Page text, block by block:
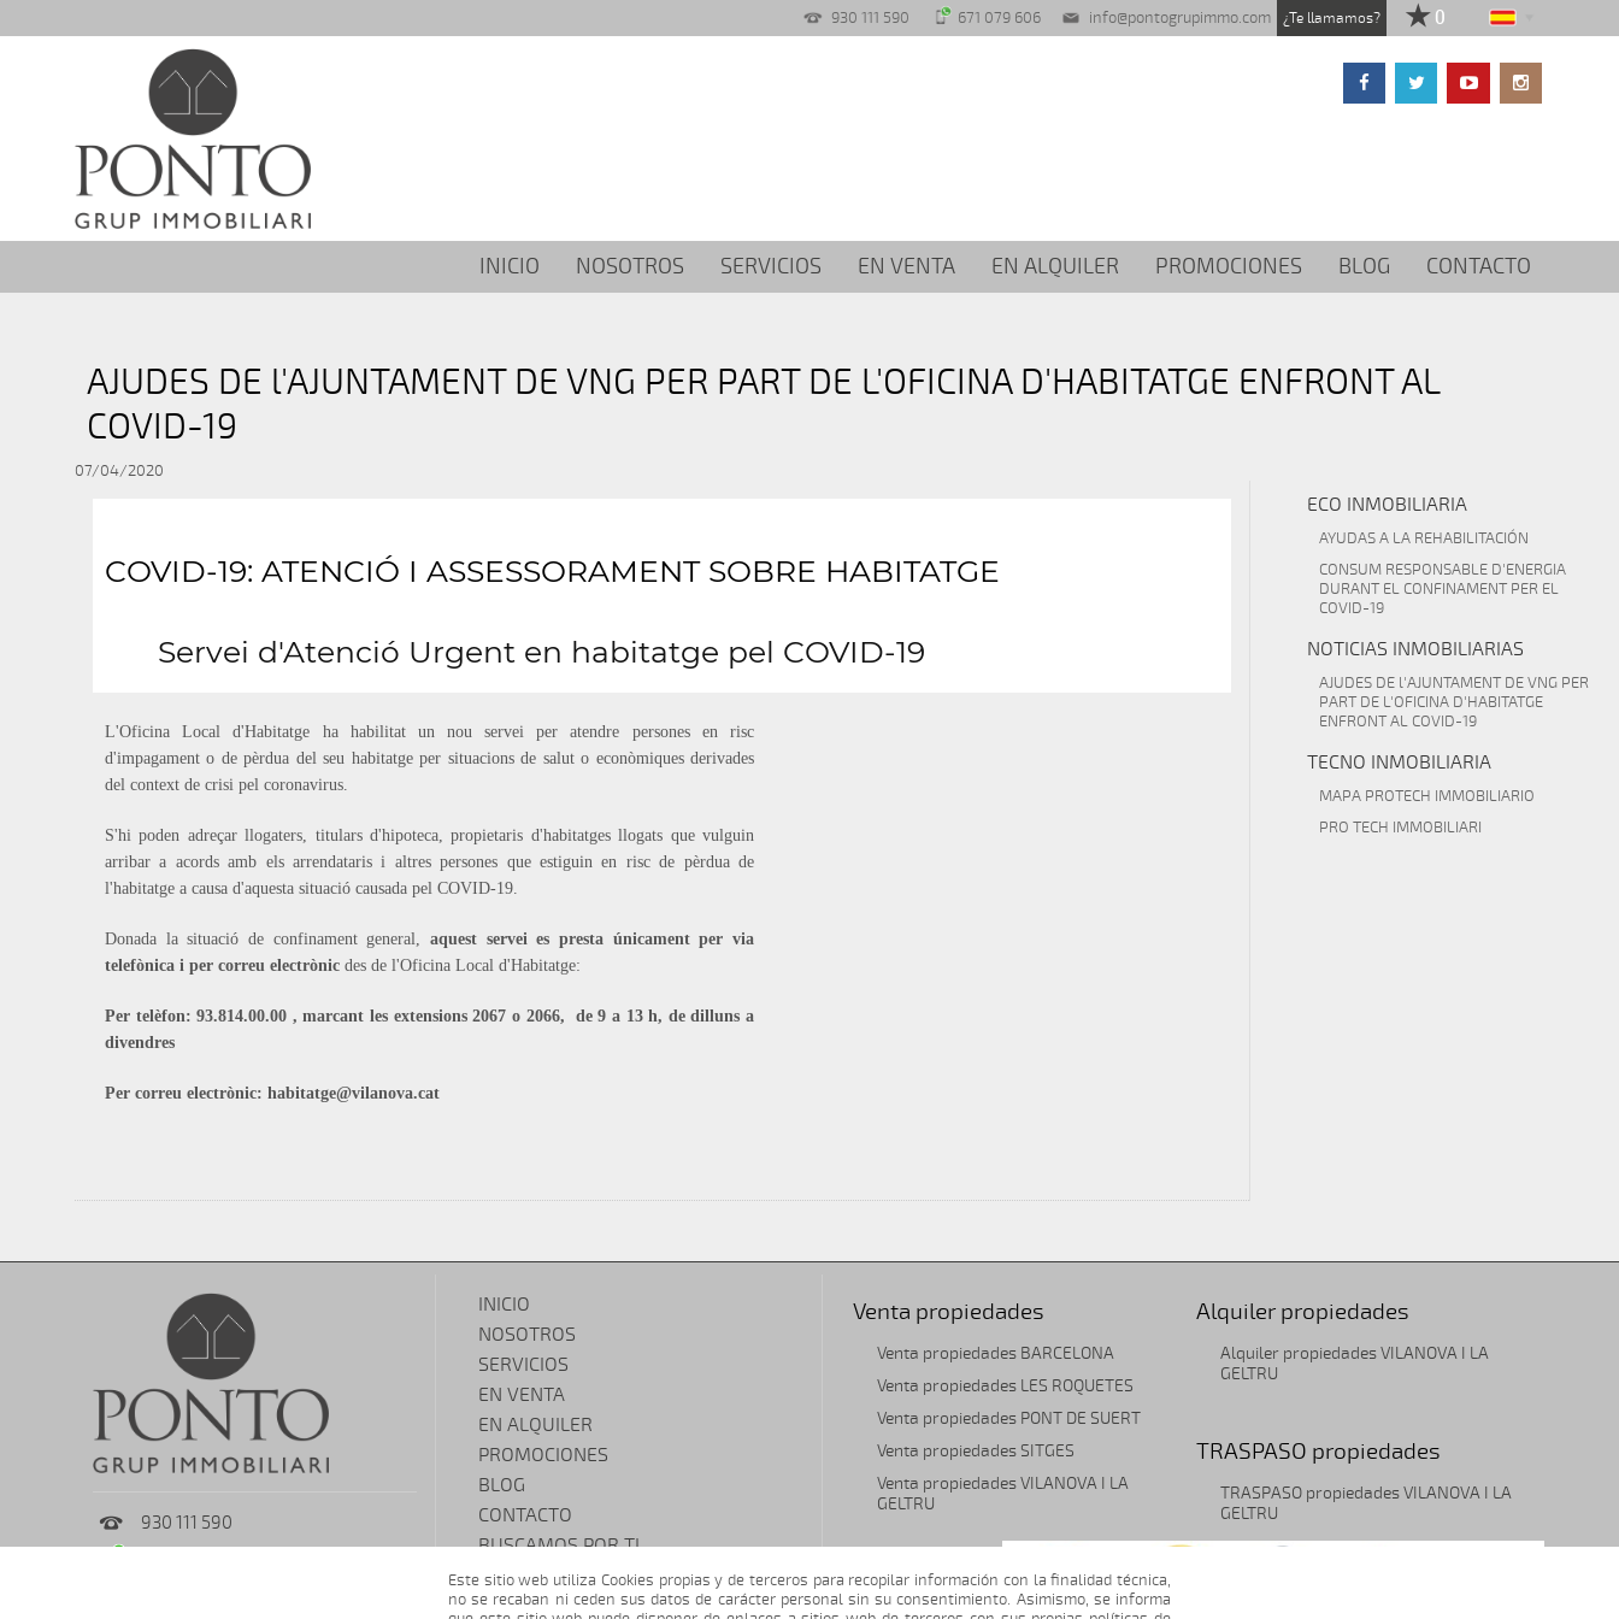
¿Te llamamos?
info@pontogrupimmo.com
671 079 606
930 111 590
INICIO NOSOTROS SERVICIOS EN VENTA EN ALQUILER PROMOCIONES BLOG CONTACTO
AJUDES DE l'AJUNTAMENT DE VNG PER PART DE L'OFICINA D'HABITATGE ENFRONT AL
COVID-19
07/04/2020
COVID-19: ATENCIÓ I ASSESSORAMENT SOBRE HABITATGE
Servei d'Atenció Urgent en habitatge pel COVID-19
L'Oficina Local d'Habitatge ha habilitat un nou servei per atendre persones en risc
d'impagament o de pèrdua del seu habitatge per situacions de salut o econòmiques derivades
del context de crisi pel coronavirus.
S'hi poden adreçar llogaters, titulars d'hipoteca, propietaris d'habitatges llogats que vulguin
arribar a acords amb els arrendataris i altres persones que estiguin en risc de pèrdua de
l'habitatge a causa d'aquesta situació causada pel COVID-19.
Donada la situació de confinament general, aquest servei es presta únicament per via
telefònica i per correu electrònic des de l'Oficina Local d'Habitatge:
Per telèfon: 93.814.00.00 , marcant les extensions 2067 o 2066, de 9 a 13 h, de dilluns a
divendres
Per correu electrònic: habitatge@vilanova.cat
ECO INMOBILIARIA
AYUDAS A LA REHABILITACIÓN
CONSUM RESPONSABLE D'ENERGIA
DURANT EL CONFINAMENT PER EL
COVID-19
NOTICIAS INMOBILIARIAS
AJUDES DE l'AJUNTAMENT DE VNG PER
PART DE L'OFICINA D'HABITATGE
ENFRONT AL COVID-19
TECNO INMOBILIARIA
MAPA PROTECH IMMOBILIARIO
PRO TECH IMMOBILIARI
930 111 590
INICIO
NOSOTROS
SERVICIOS
EN VENTA
EN ALQUILER
PROMOCIONES
BLOG
CONTACTO
BUSCAMOS POR TI
PUBLICA TU VIVIENDA
Venta propiedades
Venta propiedades BARCELONA
Venta propiedades LES ROQUETES
Venta propiedades PONT DE SUERT
Venta propiedades SITGES
Venta propiedades VILANOVA I LA
GELTRU
Alquiler propiedades
Alquiler propiedades VILANOVA I LA
GELTRU
TRASPASO propiedades
TRASPASO propiedades VILANOVA I LA
GELTRU
Este sitio web utiliza Cookies propias y de terceros para recopilar información con la finalidad técnica,
no se recaban ni ceden sus datos de carácter personal sin su consentimiento. Asimismo, se informa